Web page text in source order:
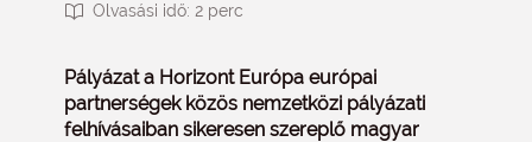
Olvasási idő: 2 perc
Pályázat a Horizont Európa európai
partnerségek közös nemzetközi pályázati
felhívásaiban sikeresen szereplő magyar